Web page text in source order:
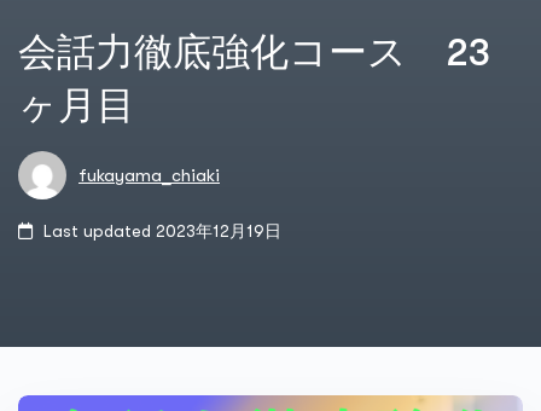
会話力徹底強化コース 23
ヶ月目
fukayama_chiaki
Last updated 2023年12月19日